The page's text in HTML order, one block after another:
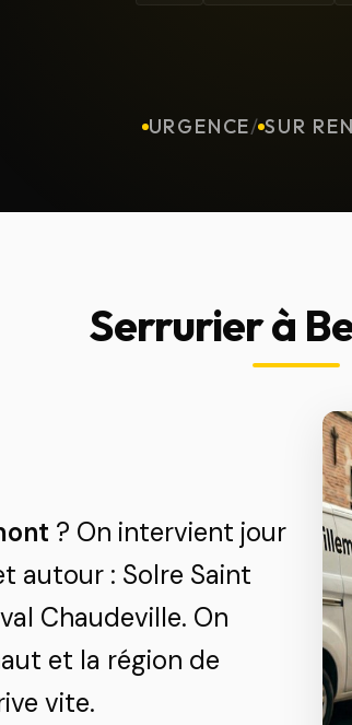
URGENCE/ SUR
Serrurier à
? On intervient jour
autour : Solre Saint
Chaudeville. On
et la région de
vite.